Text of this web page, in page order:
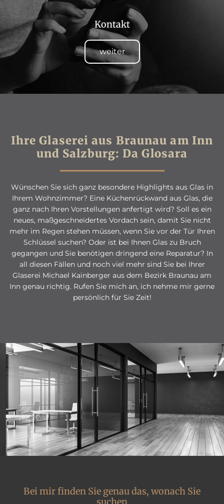
Kontakt
weiter
Ihre Glaserei aus Braunau am Inn
und Salzburg: Da Glosara
Wünschen Sie sich ganz besondere Highlights aus Glas in
Ihrem Wohnzimmer? Eine Küchenrückwand aus Glas, die
ganz nach Ihren Vorstellungen anfertigt wird? Soll es ein
neues, maßgeschneidertes Vordach sein, damit Sie nicht
mehr im Regen stehen müssen, wenn Sie vor der Tür Ihren
Schlüssel suchen? Oder ist bei Ihnen Glas zu Bruch
gegangen und Sie benötigen dringend eine Reparatur? In
all diesen Fällen und noch viel mehr sind Sie bei Ihrer
Glaserei Michael Kainberger aus dem Bezirk Braunau am
Inn genau richtig. Rufen Sie mich an, ich nehme mir gerne
persönlich für Sie Zeit!
Bei mir finden Sie genau das, wonach Sie